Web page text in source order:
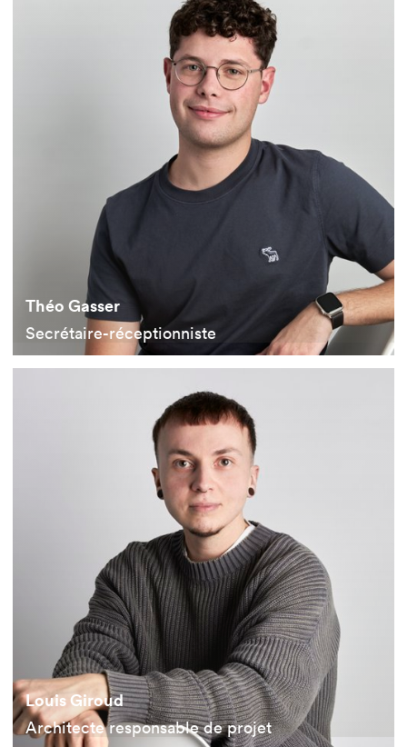
Théo Gasser
Secrétaire-réceptionniste
Louis Giroud
Architecte responsable de projet